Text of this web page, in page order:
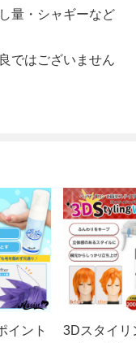
量・シャギーなど
ではございません
ント
3Dスタイリ